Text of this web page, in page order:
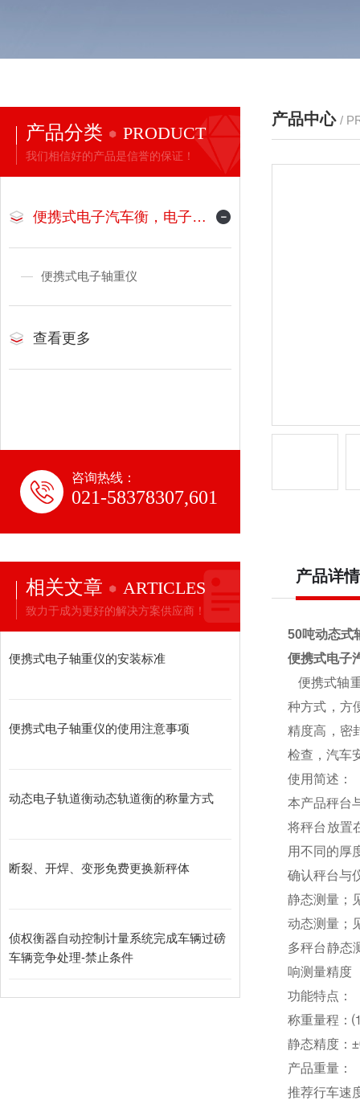
产品分类 PRODUCT
我们相信好的产品是信誉的保证！
便携式电子汽车衡，电子地磅
便携式电子轴重仪
查看更多
咨询热线：
021-58378307,601
相关文章 ARTICLES
致力于成为更好的解决方案供应商！
便携式电子轴重仪的安装标准
便携式电子轴重仪的使用注意事项
动态电子轨道衡动态轨道衡的称量方式
断裂、开焊、变形免费更换新秤体
侦权衡器自动控制计量系统完成车辆过磅
车辆竞争处理-禁止条件
产品中心 /
产品详情
50吨动态式
便携式电子
便携式轴
种方式，方
精度高，密
检查，汽车
使用简述：
本产品秤台
将秤台放置
用不同的厚
确认秤台与
静态测量；
动态测量；
多秤台静态
响测量精度
功能特点：
称重量程
静态精度：
产品重量：
推荐行车速